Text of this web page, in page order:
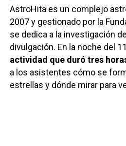
AstroHita es un complejo
2007 y gestionado por la
se dedica a la investigación
divulgación. En la noche del
actividad que duró tres
a los asistentes cómo se
estrellas y dónde mirar para